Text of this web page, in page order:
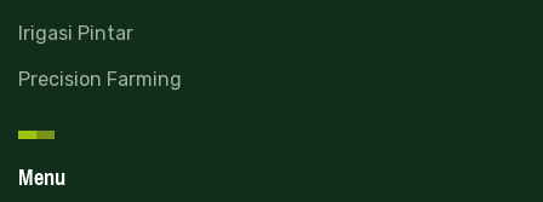
Irigasi Pintar
Precision Farming
Menu